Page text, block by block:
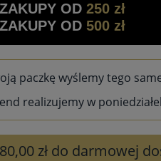
OD 250 zł
OD 500 zł
paczkę wyślemy tego
realizujemy w
zł do darmowej